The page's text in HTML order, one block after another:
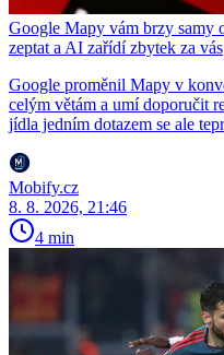
Google Mapy vám brzy samy
zeptat a AI zařídí zbytek za vás
Google proměnil Mapy v
celým větám a umí doporučit
jídla jedním dotazem se ale
Mobify.cz
8. 8. 2026, 21:46
4 min